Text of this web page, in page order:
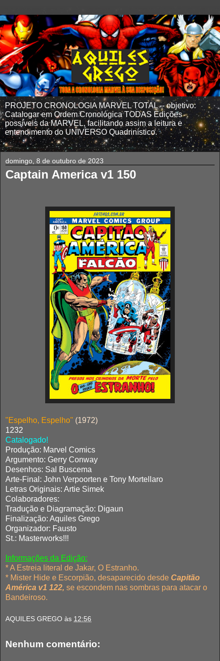
PROJETO CRONOLOGIA MARVEL TOTAL -- objetivo:
Catalogar em Ordem Cronológica TODAS Edições
possíveis da MARVEL, facilitando assim a leitura e
entendimento do UNIVERSO Quadrinístico.
domingo, 8 de outubro de 2023
Captain America v1 150
"Espelho, Espelho" (1972)
1232
Catalogado!
Produção: Marvel Comics
Argumento: Gerry Conway
Desenhos: Sal Buscema
Arte-Final: John Verpoorten e Tony Mortellaro
Letras Originais: Artie Simek
Colaboradores:
Tradução e Diagramação: Digaun
Finalização: Aquiles Grego
Organizador: Fausto
St.: Masterworks!!!
Informações da Edição:
* A Estreia literal de Jakar, O Estranho.
* Mister Hide e Escorpião, desaparecido desde Capitão
América v1 122, se escondem nas sombras para atacar o
Bandeiroso.
AQUILES GREGO às 12:56
Nenhum comentário: